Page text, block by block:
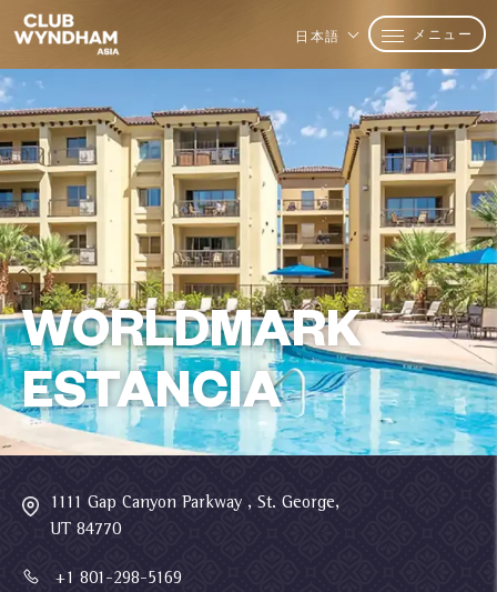
日本語 メニュー
WORLDMARK
ESTANCIA
1111 Gap Canyon Parkway , St. George,
UT 84770
+1 801-298-5169